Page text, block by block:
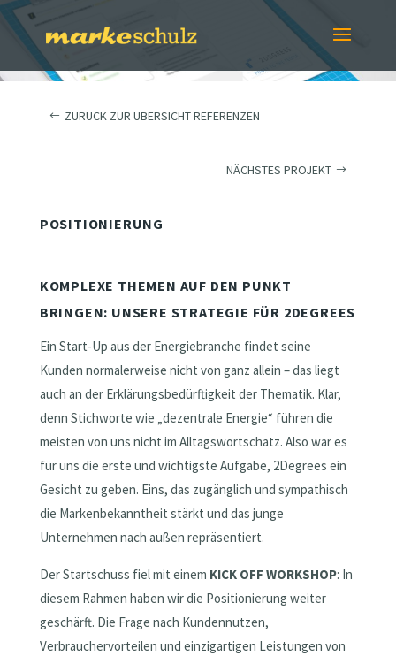
ZURÜCK ZUR ÜBERSICHT REFERENZEN
NÄCHSTES PROJEKT
POSITIONIERUNG
KOMPLEXE THEMEN AUF DEN PUNKT
BRINGEN: UNSERE STRATEGIE FÜR 2DEGREES
Ein Start-Up aus der Energiebranche findet seine
Kunden normalerweise nicht von ganz allein – das liegt
auch an der Erklärungsbedürftigkeit der Thematik. Klar,
denn Stichworte wie „dezentrale Energie“ führen die
meisten von uns nicht im Alltagswortschatz. Also war es
für uns die erste und wichtigste Aufgabe, 2Degrees ein
Gesicht zu geben. Eins, das zugänglich und sympathisch
die Markenbekanntheit stärkt und das junge
Unternehmen nach außen repräsentiert.
Der Startschuss fiel mit einem KICK OFF WORKSHOP: In
diesem Rahmen haben wir die Positionierung weiter
geschärft. Die Frage nach Kundennutzen,
Verbrauchervorteilen und einzigartigen Leistungen von